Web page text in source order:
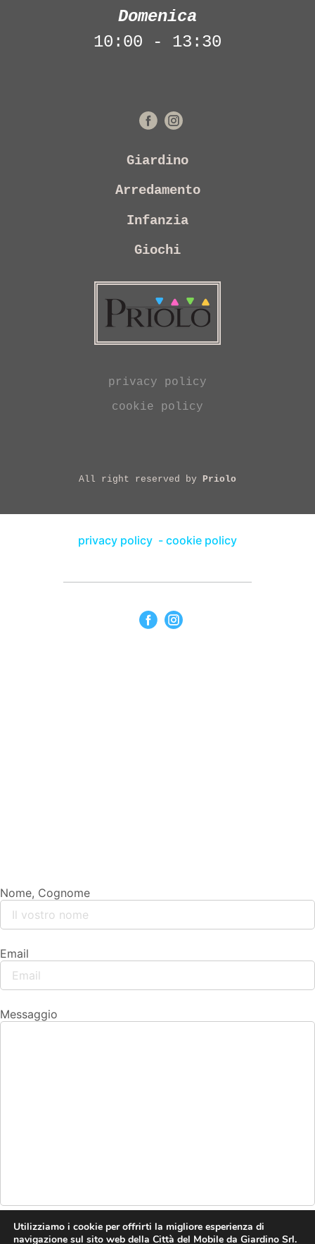
Domenica
10:00 - 13:30
Giardino
Arredamento
Infanzia
Giochi
privacy policy
cookie policy
All right reserved by Priolo
privacy policy - cookie policy
Nome, Cognome
Email
Messaggio
Utilizziamo i cookie per offrirti la migliore esperienza di
navigazione sul sito web della Città del Mobile da Giardino Srl.